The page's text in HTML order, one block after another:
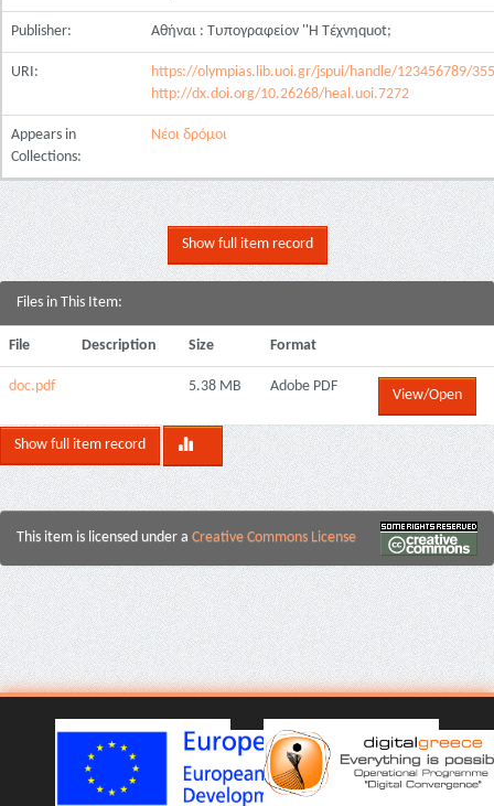
Publisher: Αθήναι : Τυπογραφείον ''Η Τέχνηquot;
URI:
https://olympias.lib.uoi.gr/jspui/handle/123456789/
http://dx.doi.org/10.26268/heal.uoi.7272
Appears in
Collections:
Νέοι δρόμοι
Show full item record
Files in This Item:
File Description Size Format
doc.pdf 5.38 MB Adobe PDF
View/Open
Show full item record
This item is licensed under a Creative Commons License